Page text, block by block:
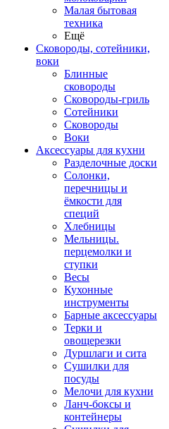
Малая бытовая
техника
Ещё
Сковороды, сотейники,
воки
Блинные
сковороды
Сковороды-гриль
Сотейники
Сковороды
Воки
Аксессуары для кухни
Разделочные доски
Солонки,
перечницы и
ёмкости для
специй
Хлебницы
Мельницы.
перцемолки и
ступки
Весы
Кухонные
инструменты
Барные аксессуары
Терки и
овощерезки
Дуршлаги и сита
Сушилки для
посуды
Мелочи для кухни
Ланч-боксы и
контейнеры